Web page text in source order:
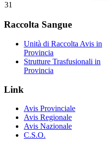
31
Raccolta Sangue
Unità di Raccolta Avis in
Provincia
Strutture Trasfusionali in
Provincia
Link
Avis Provinciale
Avis Regionale
Avis Nazionale
C.S.O.